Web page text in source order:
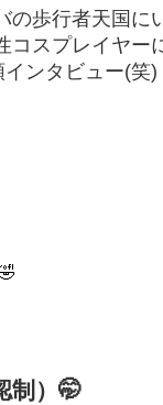
の歩行者天国に
コスプレイヤー
インタビュー(笑)
制）🤭